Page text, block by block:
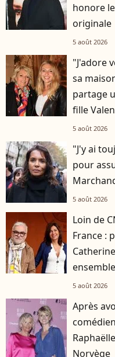
honore
originale
5 août 2026
"J'adore
sa
partage
fille
5 août 2026
"J'y ai
pour
5 août 2026
Loin de
France :
ensemble
5 août 2026
Après
Norvège